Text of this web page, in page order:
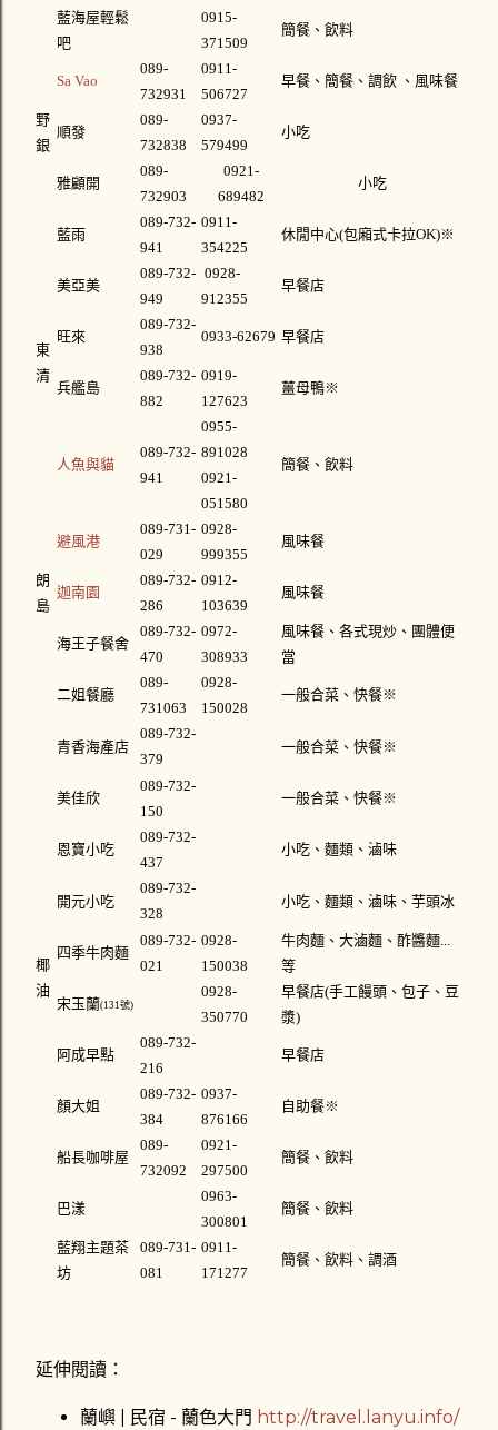
藍海屋輕鬆
吧
0915-
371509
簡餐、飲料
野
銀
Sa Vao
089-
732931
0911-
506727
早餐、簡餐、調飲 、風味餐
順發
089-
732838
0937-
579499
小吃
雅顧開
089-
732903
0921-
689482
小吃
東
清
藍雨
089-732-
941
0911-
354225
休閒中心(包廂式卡拉OK)※
美亞美
089-732-
949
0928-
912355
早餐店
旺來
089-732-
938
0933-62679 早餐店
兵艦島
089-732-
882
0919-
127623
薑母鴨※
人魚與貓
089-732-
941
0955-
891028
0921-
051580
簡餐、飲料
朗
島
避風港
089-731-
029
0928-
999355
風味餐
迦南園
089-732-
286
0912-
103639
風味餐
海王子餐舍
089-732-
470
0972-
308933
風味餐、各式現炒、團體便
當
椰
油
二姐餐廳
089-
731063
0928-
150028
一般合菜、快餐※
青香海產店
089-732-
379
一般合菜、快餐※
美佳欣
089-732-
150
一般合菜、快餐※
恩寶小吃
089-732-
437
小吃、麵類、滷味
開元小吃
089-732-
328
小吃、麵類、滷味、芋頭冰
四季牛肉麵
089-732-
021
0928-
150038
牛肉麵、大滷麵、酢醬麵...
等
宋玉蘭(131號)
0928-
350770
早餐店(手工饅頭、包子、豆
漿)
阿成早點
089-732-
216
早餐店
顏大姐
089-732-
384
0937-
876166
自助餐※
船長咖啡屋
089-
732092
0921-
297500
簡餐、飲料
巴漾
0963-
300801
簡餐、飲料
藍翔主題茶
坊
089-731-
081
0911-
171277
簡餐、飲料、調酒
延伸閱讀：
蘭嶼 | 民宿 - 蘭色大門 http://travel.lanyu.info/